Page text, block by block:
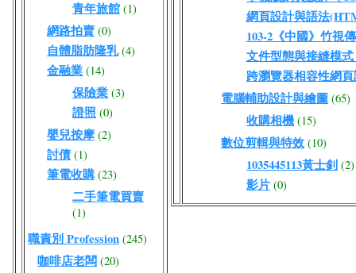
青年旅館 (1)
網路拍賣 (0)
自體脂肪隆乳 (4)
金融業 (14)
保險業 (3)
證照 (0)
嬰兒按摩 (2)
討債 (1)
筆電收購 (23)
二手筆電買賣
(1)
職責別 Profession (245)
咖啡店老闆 (20)
網頁設計與語法
103-2《中國》竹視
文件型態與接縫模
跨瀏覽器相容性網
電腦輔助設計與繪圖 (65)
收購相機 (15)
數位剪輯與特效 (10)
1035445113黃士釗 (2)
影片 (0)